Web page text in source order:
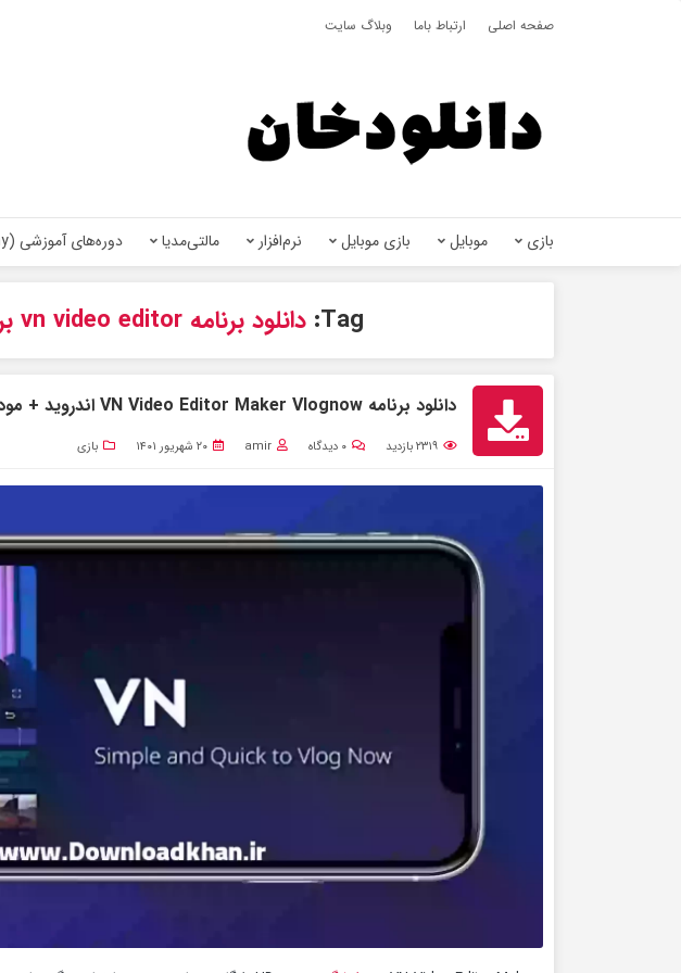
صفحه اصلی ارتباط باما وبلاگ سایت
بازی موبایل بازی موبایل نرم‌افزار مالتی‌مدیا دوره‌های آموزشی (Udemy)
Tag: دانلود برنامه vn video editor برای اندروید
دانلود برنامه VN Video Editor Maker Vlognow اندروید + مود
۲۳۱۹بازدید ۰ دیدگاه amir ۲۰ شهریور ۱۴۰۱ بازی